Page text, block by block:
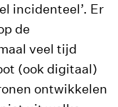
incidenteel’. Er
de
veel tijd
(ook digitaal)
ontwikkelen